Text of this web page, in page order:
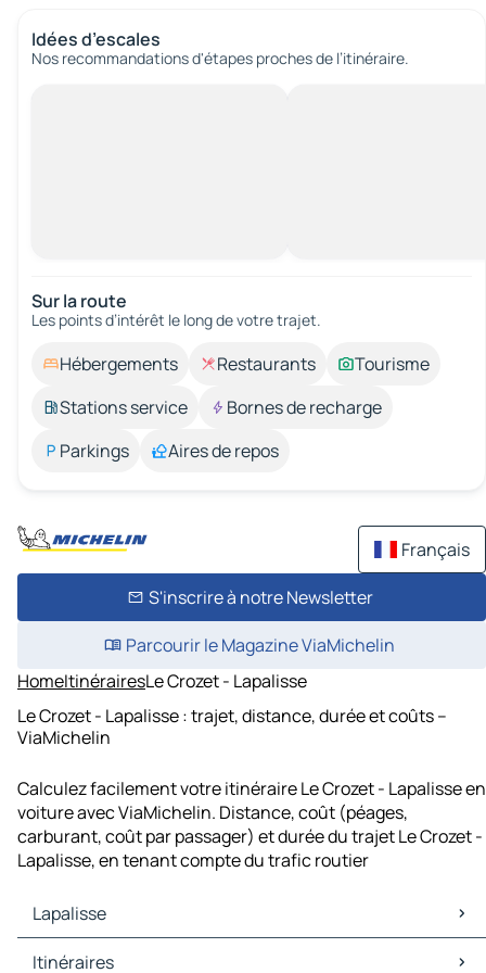
Idées d’escales
Nos recommandations d'étapes proches de l’itinéraire.
Sur la route
Les points d’intérêt le long de votre trajet.
Hébergements Restaurants
Tourisme
Stations service
Bornes de recharge
Parkings
Aires de repos
Français
S'inscrire à notre Newsletter
Parcourir le Magazine ViaMichelin
HomeItinérairesLe Crozet - Lapalisse
Le Crozet - Lapalisse : trajet, distance, durée et coûts –
ViaMichelin
Calculez facilement votre itinéraire Le Crozet - Lapalisse en
voiture avec ViaMichelin. Distance, coût (péages,
carburant, coût par passager) et durée du trajet Le Crozet -
Lapalisse, en tenant compte du trafic routier
Lapalisse
Lapalisse Cartes et plans
Itinéraires